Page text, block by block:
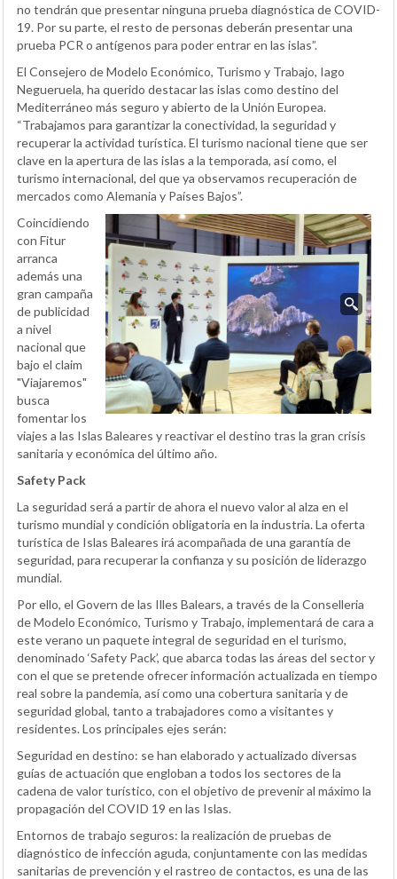
no tendrán que presentar ninguna prueba diagnóstica de COVID-
19. Por su parte, el resto de personas deberán presentar una
prueba PCR o antígenos para poder entrar en las islas”.
El Consejero de Modelo Económico, Turismo y Trabajo, Iago
Negueruela, ha querido destacar las islas como destino del
Mediterráneo más seguro y abierto de la Unión Europea.
“Trabajamos para garantizar la conectividad, la seguridad y
recuperar la actividad turística. El turismo nacional tiene que ser
clave en la apertura de las islas a la temporada, así como, el
turismo internacional, del que ya observamos recuperación de
mercados como Alemania y Países Bajos”.
Coincidiendo
con Fitur
arranca
además una
gran campaña
de publicidad
a nivel
nacional que
bajo el claim
"Viajaremos"
busca
fomentar los
viajes a las Islas Baleares y reactivar el destino tras la gran crisis
sanitaria y económica del último año.
Safety Pack
La seguridad será a partir de ahora el nuevo valor al alza en el
turismo mundial y condición obligatoria en la industria. La oferta
turística de Islas Baleares irá acompañada de una garantía de
seguridad, para recuperar la confianza y su posición de liderazgo
mundial.
Por ello, el Govern de las Illes Balears, a través de la Conselleria
de Modelo Económico, Turismo y Trabajo, implementará de cara a
este verano un paquete integral de seguridad en el turismo,
denominado ‘Safety Pack’, que abarca todas las áreas del sector y
con el que se pretende ofrecer información actualizada en tiempo
real sobre la pandemia, así como una cobertura sanitaria y de
seguridad global, tanto a trabajadores como a visitantes y
residentes. Los principales ejes serán:
Seguridad en destino: se han elaborado y actualizado diversas
guías de actuación que engloban a todos los sectores de la
cadena de valor turístico, con el objetivo de prevenir al máximo la
propagación del COVID 19 en las Islas.
Entornos de trabajo seguros: la realización de pruebas de
diagnóstico de infección aguda, conjuntamente con las medidas
sanitarias de prevención y el rastreo de contactos, es una de las